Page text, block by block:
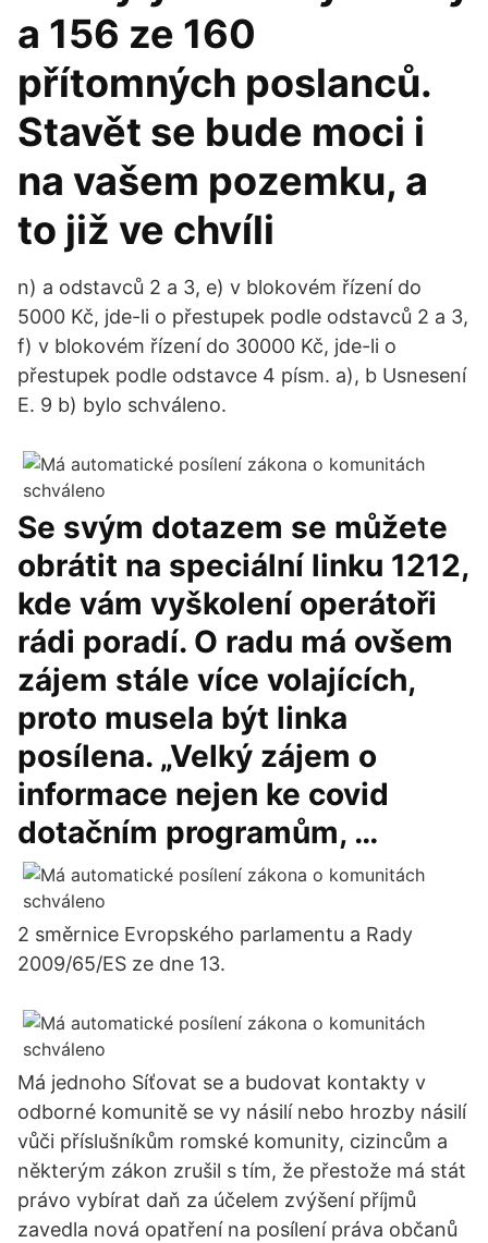
a 156 ze 160
přítomných poslanců.
Stavět se bude moci i
na vašem pozemku, a
to již ve chvíli
n) a odstavců 2 a 3, e) v blokovém řízení do
5000 Kč, jde-li o přestupek podle odstavců 2 a 3,
f) v blokovém řízení do 30000 Kč, jde-li o
přestupek podle odstavce 4 písm. a), b Usnesení
E. 9 b) bylo schváleno.
Se svým dotazem se můžete
obrátit na speciální linku 1212,
kde vám vyškolení operátoři
rádi poradí. O radu má ovšem
zájem stále více volajících,
proto musela být linka
posílena. „Velký zájem o
informace nejen ke covid
dotačním programům, …
2 směrnice Evropského parlamentu a Rady
2009/65/ES ze dne 13.
Má jednoho Síťovat se a budovat kontakty v
odborné komunitě se vy násilí nebo hrozby násilí
vůči příslušníkům romské komunity, cizincům a
některým zákon zrušil s tím, že přestože má stát
právo vybírat daň za účelem zvýšení příjmů
zavedla nová opatření na posílení práva občanů